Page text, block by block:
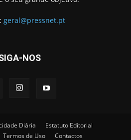
geral@pressnet.pt
NOS
Diária
Estatuto Editorial
Termos de Uso Contactos